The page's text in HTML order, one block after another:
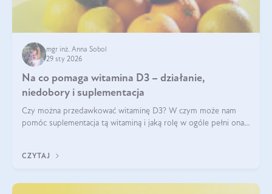
mgr inż. Anna Sobol
29 sty 2026
Na co pomaga witamina D3 – działanie,
niedobory i suplementacja
Czy można przedawkować witaminę D3? W czym może nam
pomóc suplementacja tą witaminą i jaką rolę w ogóle pełni ona
robić?
CZYTAJ